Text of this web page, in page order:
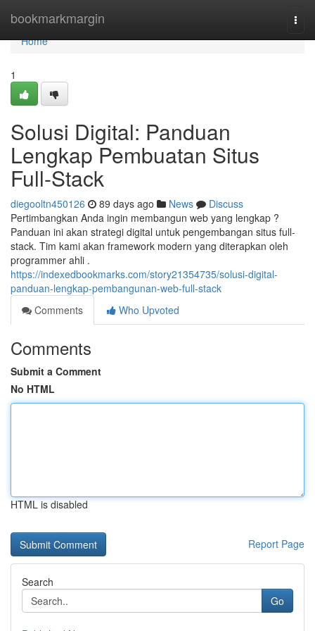
bookmarkmargin
Home
Home
1
Solusi Digital: Panduan
Lengkap Pembuatan Situs
Full-Stack
diegooltn450126 89 days ago News
Discuss
Pertimbangkan Anda ingin membangun web yang lengkap ?
Panduan ini akan strategi digital untuk pengembangan situs full-
stack. Tim kami akan framework modern yang diterapkan oleh
programmer ahli .
https://indexedbookmarks.com/story21354735/solusi-digital-
panduan-lengkap-pembangunan-web-full-stack
Comments
Who Upvoted
Comments
Submit a Comment
No HTML
HTML is disabled
Report Page
Search
Go